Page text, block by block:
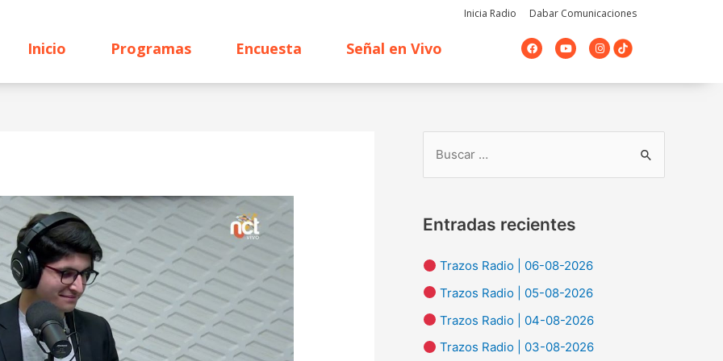
Inicia Radio Dabar Comunicaciones
Inicio Programas Encuesta Señal en Vivo
F
a
c
b
Y
o
u
u
I
n
s
a
u
c
p
o
r
Entradas recientes
Trazos Radio | 06-08-2026
Trazos Radio | 05-08-2026
Trazos Radio | 04-08-2026
Trazos Radio | 03-08-2026